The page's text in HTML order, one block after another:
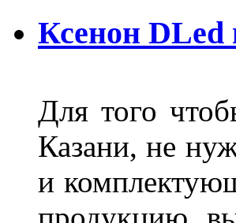
Ксенон DLed
Для того
Казани, не
и